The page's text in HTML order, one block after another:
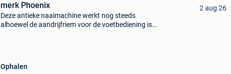
merk Phoenix
Deze antieke naaimachine werkt nog steeds
alhoewel de aandrijfriem voor de voetbediening is
Ophalen
2 aug 26